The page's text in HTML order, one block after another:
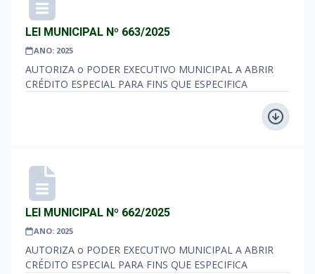
LEI MUNICIPAL Nº 663/2025
ANO: 2025
AUTORIZA o PODER EXECUTIVO MUNICIPAL A ABRIR
CRÉDITO ESPECIAL PARA FINS QUE ESPECIFICA
LEI MUNICIPAL Nº 662/2025
ANO: 2025
AUTORIZA o PODER EXECUTIVO MUNICIPAL A ABRIR
CRÉDITO ESPECIAL PARA FINS QUE ESPECIFICA